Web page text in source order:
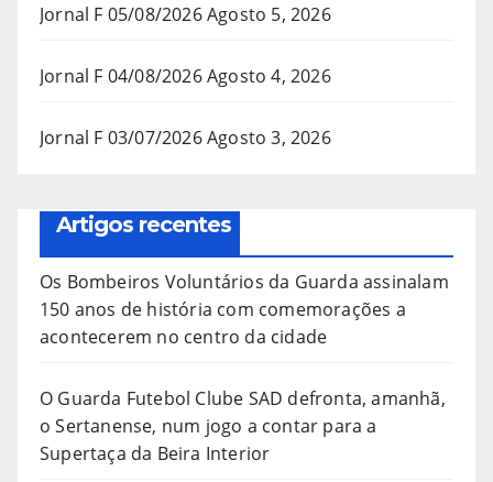
Jornal F 05/08/2026Agosto 5, 2026
Jornal F 04/08/2026Agosto 4, 2026
Jornal F 03/07/2026Agosto 3, 2026
Artigos recentes
Os Bombeiros Voluntários da Guarda assinalam
150 anos de história com comemorações a
acontecerem no centro da cidade
O Guarda Futebol Clube SAD defronta, amanhã,
o Sertanense, num jogo a contar para a
Supertaça da Beira Interior